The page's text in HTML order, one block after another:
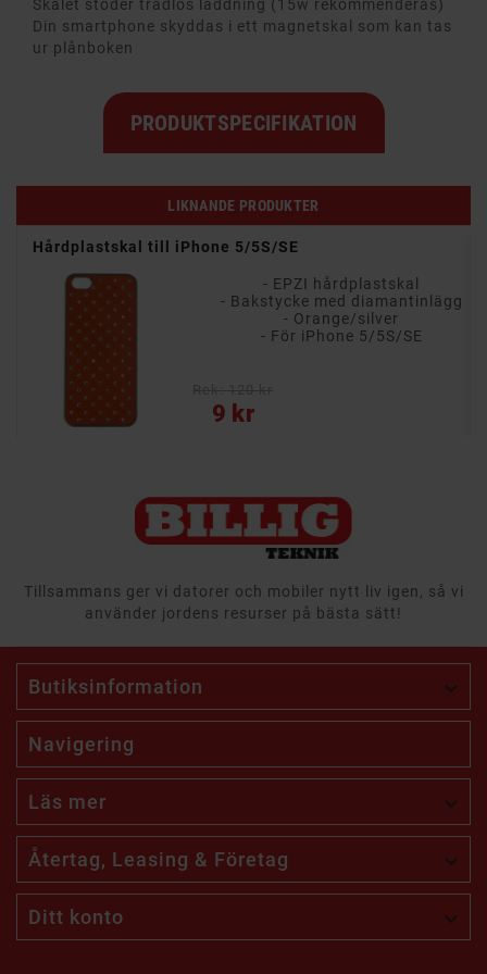
Skalet stöder trådlös laddning (15w rekommenderas)
Din smartphone skyddas i ett magnetskal som kan tas
ur plånboken
PRODUKTSPECIFIKATION
LIKNANDE PRODUKTER
Hårdplastskal till iPhone 5/5S/SE
- EPZI hårdplastskal
- Bakstycke med diamantinlägg
- Orange/silver
- För iPhone 5/5S/SE
9 kr
Pris
Tillsammans ger vi datorer och mobiler nytt liv igen, så vi
använder jordens resurser på bästa sätt!
Butiksinformation 
Navigering
Läs mer 
Återtag, Leasing & Företag 
Ditt konto 